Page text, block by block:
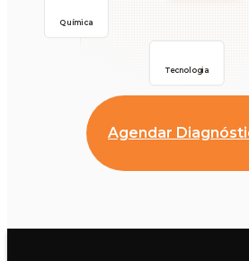
Tecnologia
Química
Agendar